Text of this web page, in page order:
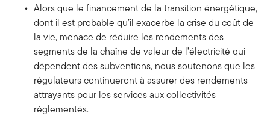
Alors que le financement de la transition énergétique,
dont il est probable qu’il exacerbe la crise du coût de
la vie, menace de réduire les rendements des
segments de la chaîne de valeur de l’électricité qui
dépendent des subventions, nous soutenons que les
régulateurs continueront à assurer des rendements
attrayants pour les services aux collectivités
réglementés.